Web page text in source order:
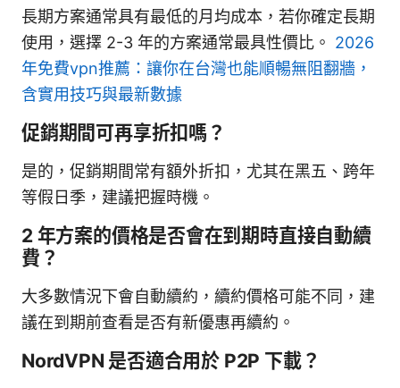
長期方案通常具有最低的月均成本，若你確定長期
使用，選擇 2-3 年的方案通常最具性價比。 2026
年免費vpn推薦：讓你在台灣也能順暢無阻翻牆，
含實用技巧與最新數據
促銷期間可再享折扣嗎？
是的，促銷期間常有額外折扣，尤其在黑五、跨年
等假日季，建議把握時機。
2 年方案的價格是否會在到期時直接自動續
費？
大多數情況下會自動續約，續約價格可能不同，建
議在到期前查看是否有新優惠再續約。
NordVPN 是否適合用於 P2P 下載？